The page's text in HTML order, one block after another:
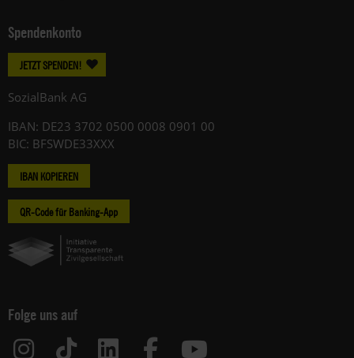
Spendenkonto
JETZT SPENDEN!
SozialBank AG
IBAN: DE23 3702 0500 0008 0901 00
BIC: BFSWDE33XXX
IBAN KOPIEREN
QR-Code für Banking-App
Folge uns auf